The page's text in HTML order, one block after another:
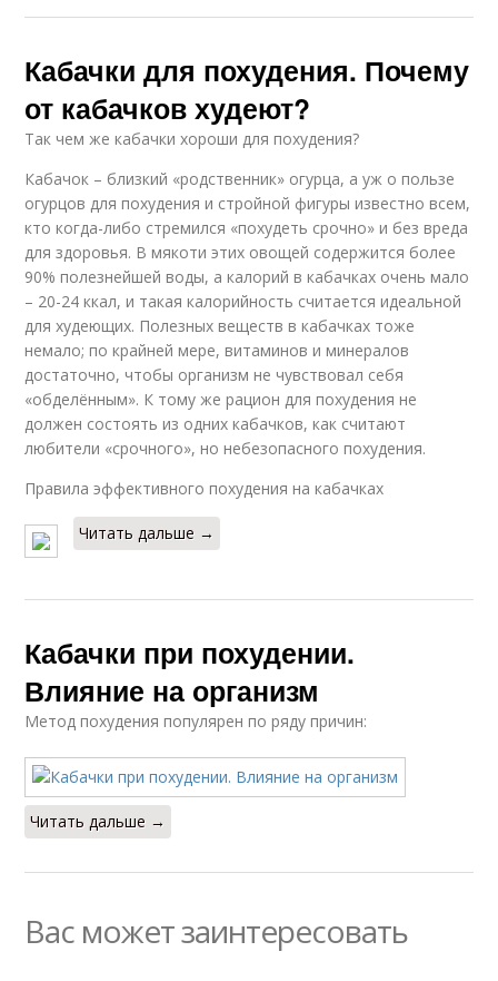
Кабачки для похудения. Почему
от кабачков худеют?
Так чем же кабачки хороши для похудения?
Кабачок – близкий «родственник» огурца, а уж о пользе
огурцов для похудения и стройной фигуры известно всем,
кто когда-либо стремился «похудеть срочно» и без вреда
для здоровья. В мякоти этих овощей содержится более
90% полезнейшей воды, а калорий в кабачках очень мало
– 20-24 ккал, и такая калорийность считается идеальной
для худеющих. Полезных веществ в кабачках тоже
немало; по крайней мере, витаминов и минералов
достаточно, чтобы организм не чувствовал себя
«обделённым». К тому же рацион для похудения не
должен состоять из одних кабачков, как считают
любители «срочного», но небезопасного похудения.
Правила эффективного похудения на кабачках
Читать дальше →
Кабачки при похудении.
Влияние на организм
Метод похудения популярен по ряду причин:
Читать дальше →
Вас может заинтересовать